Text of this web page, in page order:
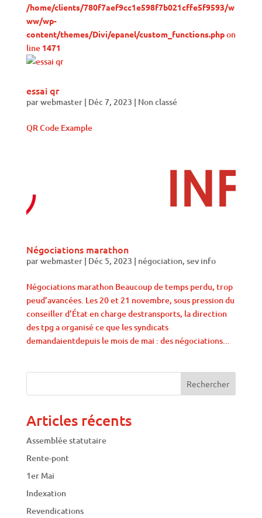
/home/clients/780f7aef9cc1e598f7b021cffe5f9593/w
ww/wp-
content/themes/Divi/epanel/custom_functions.phpon
line 1471
essai qr
parwebmaster| Déc 7, 2023 | Non classé
QR Code Example
Négociations marathon
parwebmaster| Déc 5, 2023 | négociation, sev info
Négociations marathon Beaucoup de temps perdu, trop
peud’avancées. Les 20 et 21 novembre, sous pression du
conseiller d’État en charge destransports, la direction
des tpg a organisé ce que les syndicats
demandaientdepuis le mois de mai : des négociations...
Articles récents
Assemblée statutaire
Rente-pont
1er Mai
Indexation
Revendications